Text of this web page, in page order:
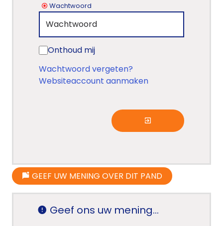
Wachtwoord
Onthoud mij
Wachtwoord vergeten?
Websiteaccount aanmaken
GEEF UW MENING OVER DIT PAND
Geef ons uw mening...